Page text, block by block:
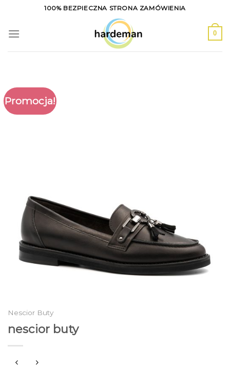
content
100% BEZPIECZNA STRONA ZAMÓWIENIA
0
Promocja!
Nescior Buty
nescior buty